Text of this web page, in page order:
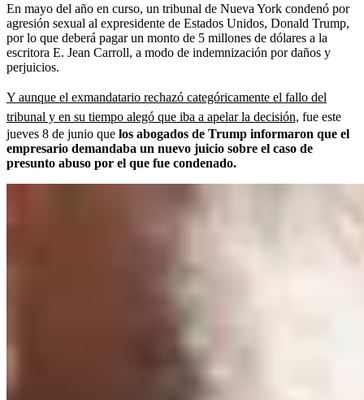
En mayo del año en curso, un tribunal de Nueva York condenó por
agresión sexual al expresidente de Estados Unidos, Donald Trump,
por lo que deberá pagar un monto de 5 millones de dólares a la
escritora E. Jean Carroll, a modo de indemnización por daños y
perjuicios.
Y aunque el exmandatario rechazó categóricamente el fallo del
tribunal y en su tiempo alegó que iba a apelar la decisión, fue este
jueves 8 de junio que los abogados de Trump informaron que el
empresario demandaba un nuevo juicio sobre el caso de
presunto abuso por el que fue condenado.